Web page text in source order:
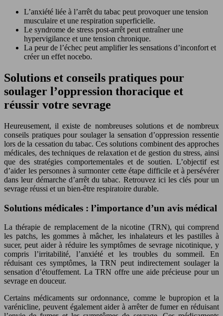
L’anxiété liée à l’arrêt du tabac peut provoquer une tension
musculaire et une respiration superficielle.
Le syndrome de stress post-arrêt peut entraîner une
hypervigilance et une tension chronique.
La peur de l’échec peut amplifier les sensations d’inconfort et
créer un effet nocebo.
Solutions et conseils pratiques pour
soulager l’oppression thoracique et
réussir votre sevrage
Heureusement, il existe de nombreuses solutions et de nombreux
conseils pratiques pour soulager la sensation d’oppression ressentie
lors de la cessation du tabac. Ces solutions combinent des approches
médicales, des techniques de relaxation et de gestion du stress, ainsi
que des stratégies comportementales et de soutien. L’objectif est
d’aider les personnes à surmonter cette étape difficile et à persévérer
dans leur démarche d’arrêt du tabac. Retrouvez ici les clés pour un
sevrage réussi et un bien-être respiratoire durable.
Solutions médicales : l’importance d’un avis médical
La thérapie de remplacement de la nicotine (TRN), qui comprend
les patchs, les gommes à mâcher, les inhalateurs et les pastilles à
sucer, peut aider à réduire les symptômes de sevrage nicotinique, y
compris l’irritabilité, l’anxiété et les troubles du sommeil. En
réduisant ces symptômes, la TRN peut indirectement soulager la
sensation d’étouffement. La TRN offre une aide précieuse pour un
sevrage en douceur.
Certains médicaments sur ordonnance, comme le bupropion et la
varénicline, peuvent également aider à arrêter de fumer en réduisant